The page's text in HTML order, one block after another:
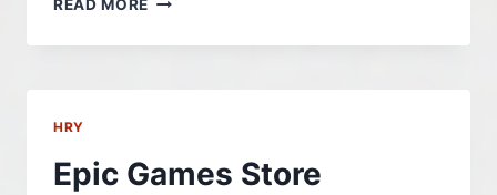
READ MORE
NEJVÍC
ROCE
HRY
Epic Games Store